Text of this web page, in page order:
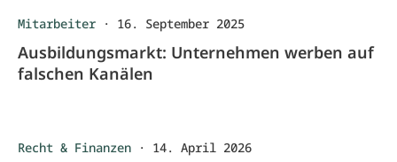
Mitarbeiter · 16. September 2025
Ausbildungsmarkt: Unternehmen werben auf
falschen Kanälen
Recht & Finanzen · 14. April 2026